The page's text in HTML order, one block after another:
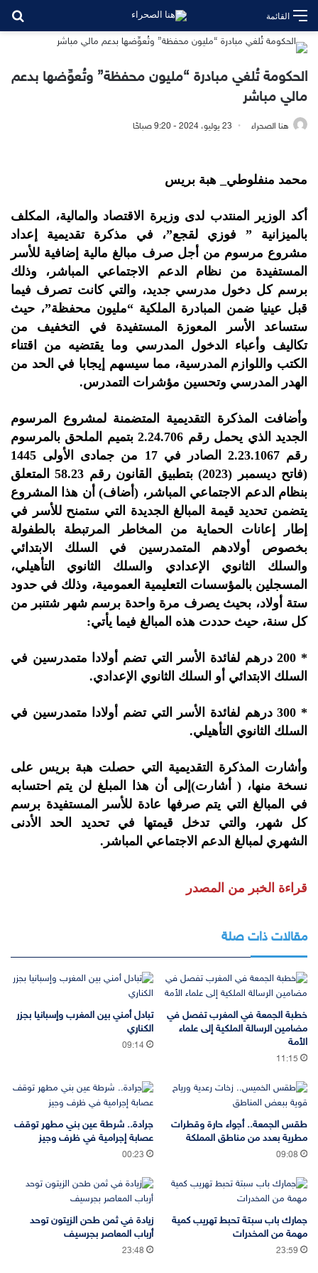
القائمة
الحكومة تُلغي مبادرة “مليون محفظة” وتُعوِّضها بدعم
مالي مباشر
هنا الصحراء 23 يوليو، 2024 - 9:20 صباحًا
محمد منفلوطي_ هبة بريس
أكد الوزير المنتدب لدى وزيرة الاقتصاد والمالية، المكلف
بالميزانية ” فوزي لقجع”، في مذكرة تقديمية إعداد
مشروع مرسوم من أجل صرف مبالغ مالية إضافية للأسر
المستفيدة من نظام الدعم الاجتماعي المباشر، وذلك
برسم كل دخول مدرسي جديد، والتي كانت تصرف فيما
قبل عينيا ضمن المبادرة الملكية “مليون محفظة”، حيث
ستساعد الأسر المعوزة المستفيدة في التخفيف من
تكاليف وأعباء الدخول المدرسي وما يقتضيه من اقتناء
الكتب واللوازم المدرسية، مما سيسهم إيجابا في الحد من
الهدر المدرسي وتحسين مؤشرات التمدرس.
وأضافت المذكرة التقديمية المتضمنة لمشروع المرسوم
الجديد الذي يحمل رقم 2.24.706 بتميم الملحق بالمرسوم
رقم 2.23.1067 الصادر في 17 من جمادى الأولى 1445
(فاتح ديسمبر (2023) بتطبيق القانون رقم 58.23 المتعلق
بنظام الدعم الاجتماعي المباشر، (أضاف) أن هذا المشروع
يتضمن تحديد قيمة المبالغ الجديدة التي ستمنح للأسر في
إطار إعانات الحماية من المخاطر المرتبطة بالطفولة
بخصوص أولادهم المتمدرسين في السلك الابتدائي
والسلك الثانوي الإعدادي والسلك الثانوي التأهيلي،
المسجلين بالمؤسسات التعليمية العمومية، وذلك في حدود
ستة أولاد، بحيث يصرف مرة واحدة برسم شهر شتنبر من
كل سنة، حيث حددت هذه المبالغ فيما يأتي:
* 200 درهم لفائدة الأسر التي تضم أولادا متمدرسين في
السلك الابتدائي أو السلك الثانوي الإعدادي.
* 300 درهم لفائدة الأسر التي تضم أولادا متمدرسين في
السلك الثانوي التأهيلي.
وأشارت المذكرة التقديمية التي حصلت هبة بريس على
نسخة منها، ( أشارت)إلى أن هذا المبلغ لن يتم احتسابه
في المبالغ التي يتم صرفها عادة للأسر المستفيدة برسم
كل شهر، والتي تدخل قيمتها في تحديد الحد الأدنى
الشهري لمبالغ الدعم الاجتماعي المباشر.
قراءة الخبر من المصدر
مقالات ذات صلة
خطبة الجمعة في المغرب تفصل في
مضامين الرسالة الملكية إلى علماء
الأمة
11:15
تبادل أمني بين المغرب وإسبانيا بجزر
الكناري
09:14
طقس الجمعة.. أجواء حارة وقطرات
مطرية بعدد من مناطق المملكة
09:08
جرادة.. شرطة عين بني مطهر توقف
عصابة إجرامية في ظرف وجيز
00:23
جمارك باب سبتة تحبط تهريب كمية
مهمة من المخدرات
23:59
زيادة في ثمن طحن الزيتون توحد
أرباب المعاصر بجرسيف
23:48